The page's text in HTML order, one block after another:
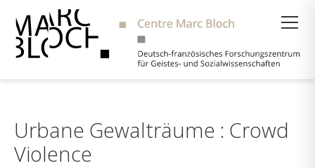
Urbane Gewalträume : Crowd
Violence